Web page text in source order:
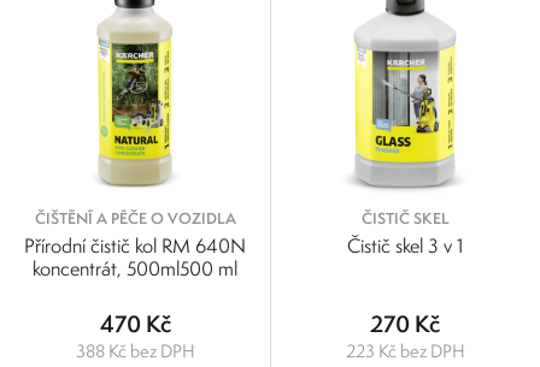
ČIŠTĚNÍ A PÉČE O VOZIDLA
Přírodní čistič kol RM 640N
koncentrát, 500ml500 ml
470 Kč
388 Kč bez DPH
ČISTIČ SKEL
Čistič skel 3 v 1
270 Kč
223 Kč bez DPH